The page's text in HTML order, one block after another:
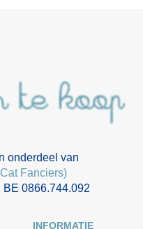
onderdeel van
Fanciers)
0866.744.092
INFORMATIE